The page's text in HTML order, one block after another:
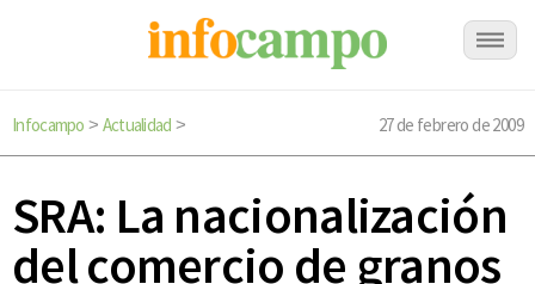
Infocampo > Actualidad > 27 de febrero de 2009
SRA: La nacionalización
del comercio de granos